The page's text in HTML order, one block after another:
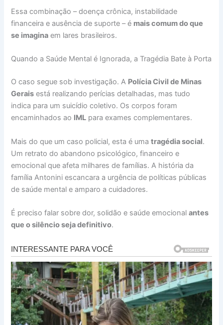
Essa combinação – doença crônica, instabilidade
financeira e ausência de suporte – é mais comum do que
se imagina em lares brasileiros.
Quando a Saúde Mental é Ignorada, a Tragédia Bate à Porta
O caso segue sob investigação. A Polícia Civil de Minas
Gerais está realizando perícias detalhadas, mas tudo
indica para um suicídio coletivo. Os corpos foram
encaminhados ao IML para exames complementares.
Mais do que um caso policial, esta é umatragédia social.
Um retrato do abandono psicológico, financeiro e
emocional que afeta milhares de famílias. A história da
família Antonini escancara a urgência de políticas públicas
de saúde mental e amparo a cuidadores.
É preciso falar sobre dor, solidão e saúde emocionalantes
que o silêncio seja definitivo.